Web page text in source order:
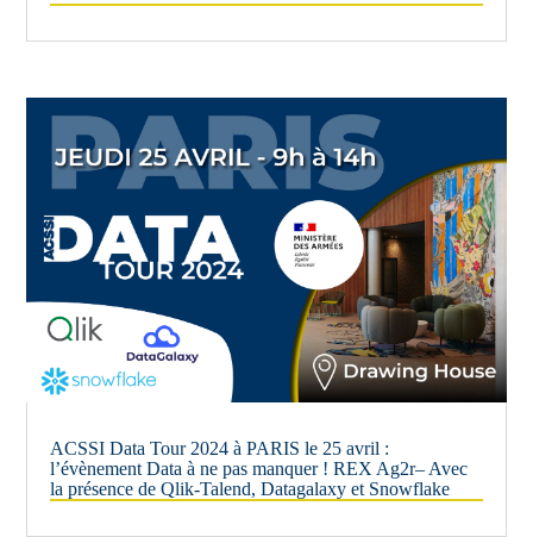
ACSSI Data Tour 2024 à PARIS le 25 avril :
l’évènement Data à ne pas manquer ! REX Ag2r– Avec
la présence de Qlik-Talend, Datagalaxy et Snowflake